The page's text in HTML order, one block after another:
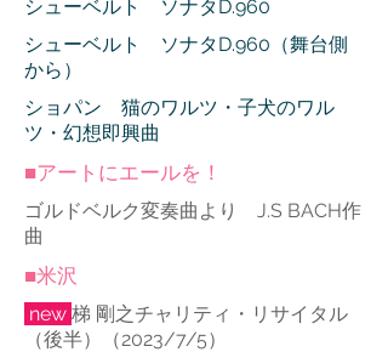
シューベルト ソナタD.960
シューベルト ソナタD.960（舞台側
から）
ショパン 猫のワルツ・子犬のワル
ツ・幻想即興曲
■アートにエールを！
ゴルドベルク変奏曲より J.S BACH作
曲
■米沢
new 梯 剛之チャリティ・リサイタル
（後半）（2023/7/5）